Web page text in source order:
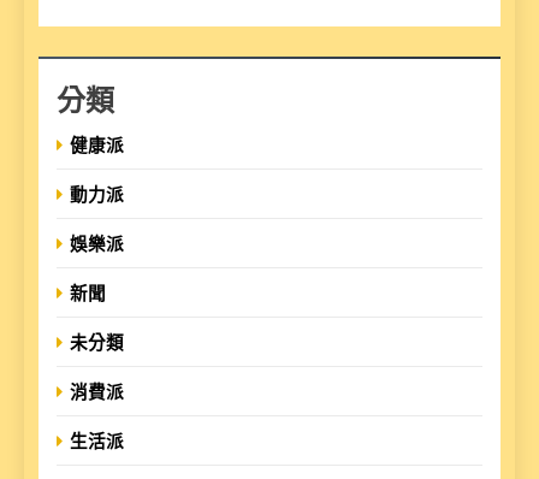
分類
健康派
動力派
娛樂派
新聞
未分類
消費派
生活派